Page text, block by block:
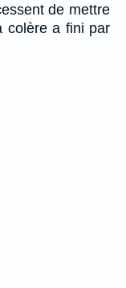
de mettre
colère a fini par